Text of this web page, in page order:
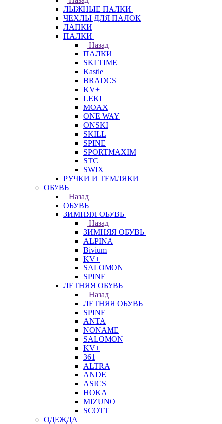
ЛЫЖНЫЕ ПАЛКИ
ЧЕХЛЫ ДЛЯ ПАЛОК
ЛАПКИ
ПАЛКИ
Назад
ПАЛКИ
SKI TIME
Kastle
BRADOS
KV+
LEKI
MOAX
ONE WAY
ONSKI
SKILL
SPINE
SPORTMAXIM
STC
SWIX
РУЧКИ И ТЕМЛЯКИ
ОБУВЬ
Назад
ОБУВЬ
ЗИМНЯЯ ОБУВЬ
Назад
ЗИМНЯЯ ОБУВЬ
ALPINA
Bivium
KV+
SALOMON
SPINE
ЛЕТНЯЯ ОБУВЬ
Назад
ЛЕТНЯЯ ОБУВЬ
SPINE
ANTA
NONAME
SALOMON
KV+
361
ALTRA
ANDE
ASICS
HOKA
MIZUNO
SCOTT
ОДЕЖДА